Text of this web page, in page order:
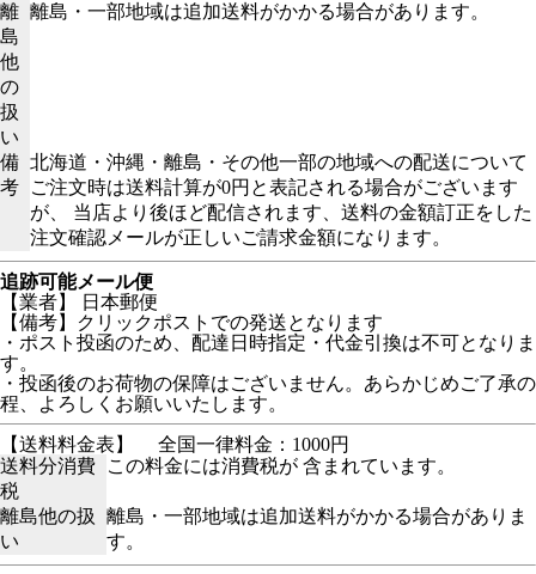
離
島
他
の
扱
い
離島・一部地域は追加送料がかかる場合があります。
備
考
北海道・沖縄・離島・その他一部の地域への配送について
ご注文時は送料計算が0円と表記される場合がございます
が、 当店より後ほど配信されます、送料の金額訂正をした
注文確認メールが正しいご請求金額になります。
追跡可能メール便
【業者】 日本郵便
【備考】クリックポストでの発送となります
・ポスト投函のため、配達日時指定・代金引換は不可となりま
す。
・投函後のお荷物の保障はございません。あらかじめご了承の
程、よろしくお願いいたします。
【送料料金表】
全国一律料金：1000円
送料分消費
税
この料金には消費税が 含まれています。
離島他の扱
い
離島・一部地域は追加送料がかかる場合がありま
す。